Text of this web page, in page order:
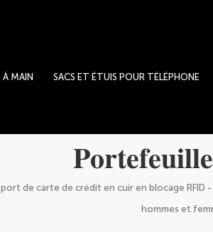
À MAIN SACS ET ÉTUIS POUR TÉLÉPHONE
de carte de crédit en cuir en blocage
hommes et